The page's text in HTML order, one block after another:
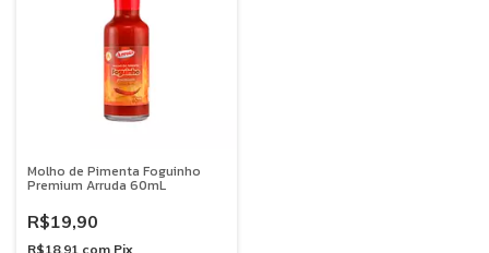
Molho de Pimenta Foguinho
Premium Arruda 60mL
R$19,90
R$18,91 com Pix